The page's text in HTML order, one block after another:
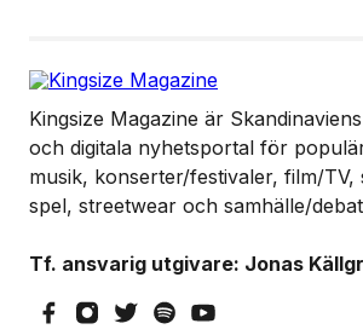
Kingsize Magazine är
och digitala nyhetsportal för
musik, konserter/festivaler, film/
spel, streetwear och samhälle/
Tf. ansvarig utgivare: Jonas